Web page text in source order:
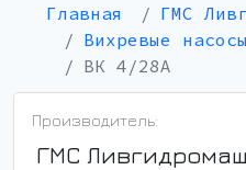
Главная
ГМС
Вихревые
ВК 4/28А
Производитель:
ГМС Ливгидромаш